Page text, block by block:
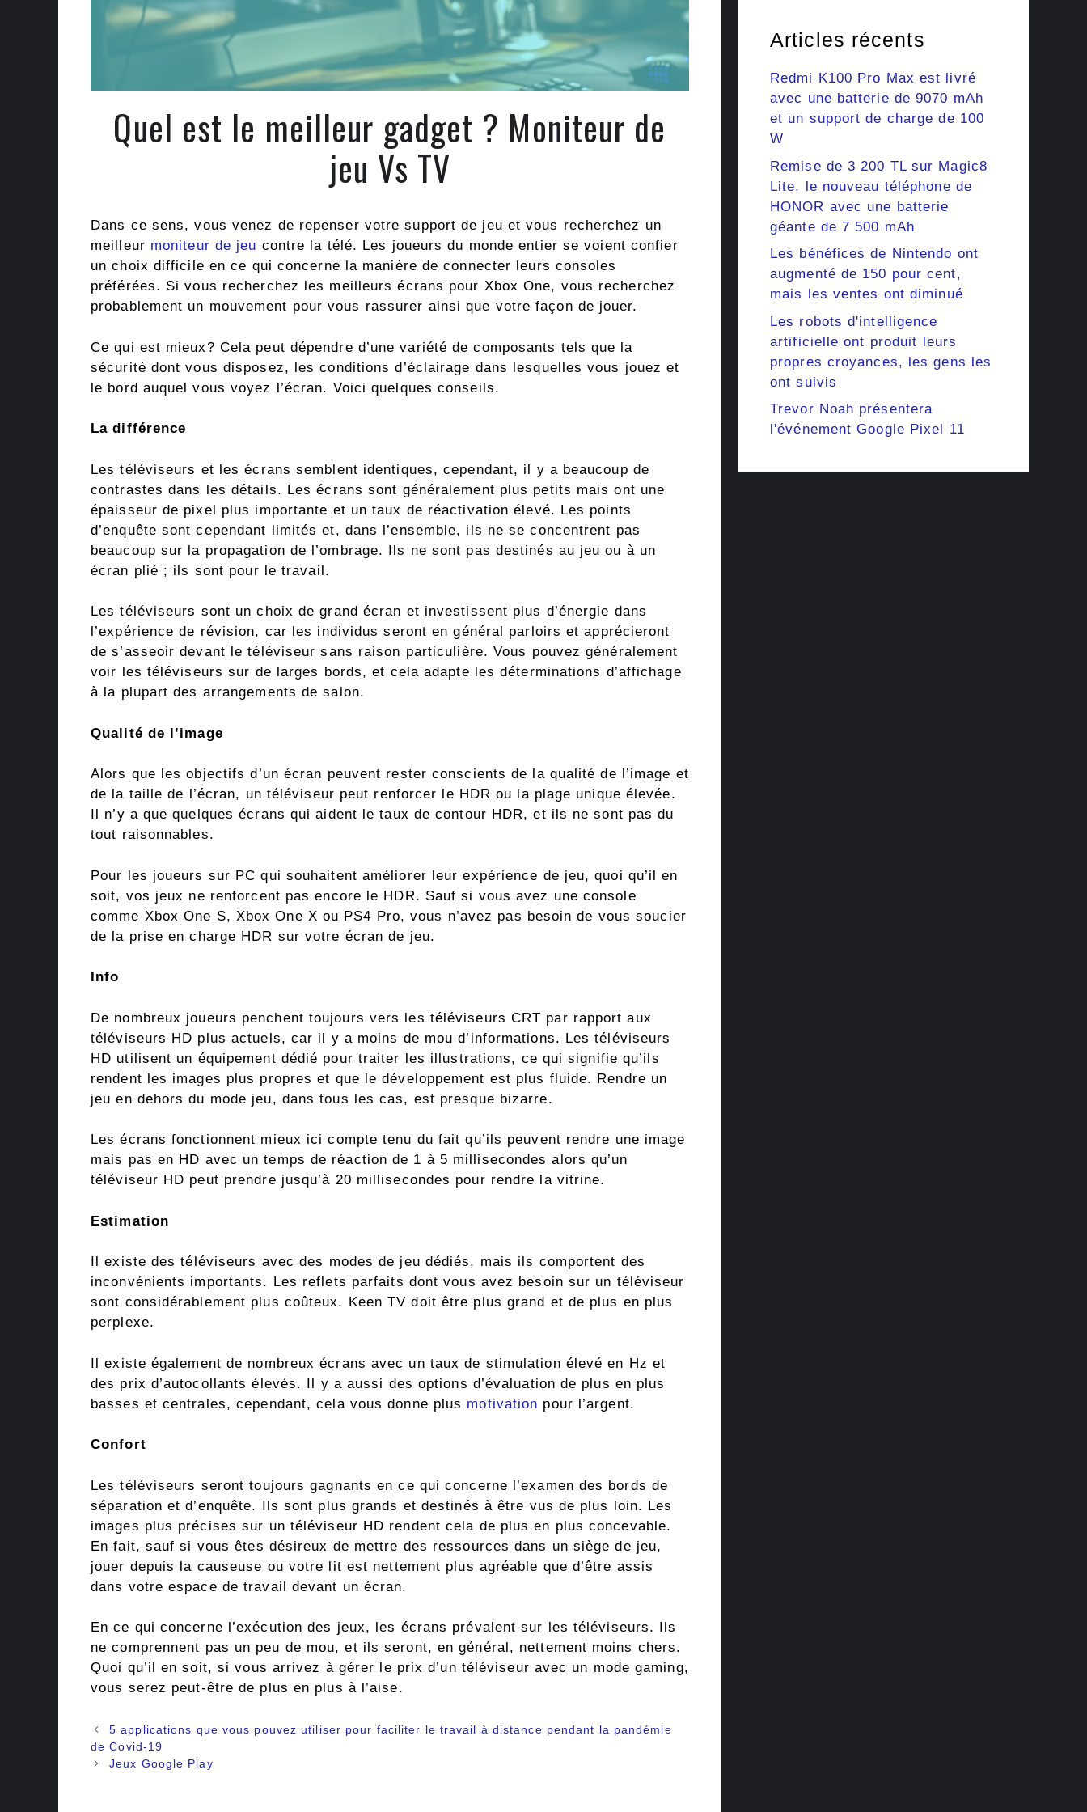
Quel est le meilleur gadget ? Moniteur de
jeu Vs TV
Dans ce sens, vous venez de repenser votre support de jeu et vous recherchez un
meilleur moniteur de jeu contre la télé. Les joueurs du monde entier se voient confier
un choix difficile en ce qui concerne la manière de connecter leurs consoles
préférées. Si vous recherchez les meilleurs écrans pour Xbox One, vous recherchez
probablement un mouvement pour vous rassurer ainsi que votre façon de jouer.
Ce qui est mieux? Cela peut dépendre d’une variété de composants tels que la
sécurité dont vous disposez, les conditions d’éclairage dans lesquelles vous jouez et
le bord auquel vous voyez l’écran. Voici quelques conseils.
La différence
Les téléviseurs et les écrans semblent identiques, cependant, il y a beaucoup de
contrastes dans les détails. Les écrans sont généralement plus petits mais ont une
épaisseur de pixel plus importante et un taux de réactivation élevé. Les points
d’enquête sont cependant limités et, dans l’ensemble, ils ne se concentrent pas
beaucoup sur la propagation de l’ombrage. Ils ne sont pas destinés au jeu ou à un
écran plié ; ils sont pour le travail.
Les téléviseurs sont un choix de grand écran et investissent plus d’énergie dans
l’expérience de révision, car les individus seront en général parloirs et apprécieront
de s’asseoir devant le téléviseur sans raison particulière. Vous pouvez généralement
voir les téléviseurs sur de larges bords, et cela adapte les déterminations d’affichage
à la plupart des arrangements de salon.
Qualité de l’image
Alors que les objectifs d’un écran peuvent rester conscients de la qualité de l’image et
de la taille de l’écran, un téléviseur peut renforcer le HDR ou la plage unique élevée.
Il n’y a que quelques écrans qui aident le taux de contour HDR, et ils ne sont pas du
tout raisonnables.
Pour les joueurs sur PC qui souhaitent améliorer leur expérience de jeu, quoi qu’il en
soit, vos jeux ne renforcent pas encore le HDR. Sauf si vous avez une console
comme Xbox One S, Xbox One X ou PS4 Pro, vous n’avez pas besoin de vous soucier
de la prise en charge HDR sur votre écran de jeu.
Info
De nombreux joueurs penchent toujours vers les téléviseurs CRT par rapport aux
téléviseurs HD plus actuels, car il y a moins de mou d’informations. Les téléviseurs
HD utilisent un équipement dédié pour traiter les illustrations, ce qui signifie qu’ils
rendent les images plus propres et que le développement est plus fluide. Rendre un
jeu en dehors du mode jeu, dans tous les cas, est presque bizarre.
Les écrans fonctionnent mieux ici compte tenu du fait qu’ils peuvent rendre une image
mais pas en HD avec un temps de réaction de 1 à 5 millisecondes alors qu’un
téléviseur HD peut prendre jusqu’à 20 millisecondes pour rendre la vitrine.
Estimation
Il existe des téléviseurs avec des modes de jeu dédiés, mais ils comportent des
inconvénients importants. Les reflets parfaits dont vous avez besoin sur un téléviseur
sont considérablement plus coûteux. Keen TV doit être plus grand et de plus en plus
perplexe.
Il existe également de nombreux écrans avec un taux de stimulation élevé en Hz et
des prix d’autocollants élevés. Il y a aussi des options d’évaluation de plus en plus
basses et centrales, cependant, cela vous donne plus motivation pour l’argent.
Confort
Les téléviseurs seront toujours gagnants en ce qui concerne l’examen des bords de
séparation et d’enquête. Ils sont plus grands et destinés à être vus de plus loin. Les
images plus précises sur un téléviseur HD rendent cela de plus en plus concevable.
En fait, sauf si vous êtes désireux de mettre des ressources dans un siège de jeu,
jouer depuis la causeuse ou votre lit est nettement plus agréable que d’être assis
dans votre espace de travail devant un écran.
En ce qui concerne l’exécution des jeux, les écrans prévalent sur les téléviseurs. Ils
ne comprennent pas un peu de mou, et ils seront, en général, nettement moins chers.
Quoi qu’il en soit, si vous arrivez à gérer le prix d’un téléviseur avec un mode gaming,
vous serez peut-être de plus en plus à l’aise.
Navigation
des
articles
5 applications que vous pouvez utiliser pour faciliter le travail à distance pendant la pandémie
de Covid-19
Jeux Google Play
Articles récents
Redmi K100 Pro Max est livré
avec une batterie de 9070 mAh
et un support de charge de 100
W
Remise de 3 200 TL sur Magic8
Lite, le nouveau téléphone de
HONOR avec une batterie
géante de 7 500 mAh
Les bénéfices de Nintendo ont
augmenté de 150 pour cent,
mais les ventes ont diminué
Les robots d'intelligence
artificielle ont produit leurs
propres croyances, les gens les
ont suivis
Trevor Noah présentera
l'événement Google Pixel 11